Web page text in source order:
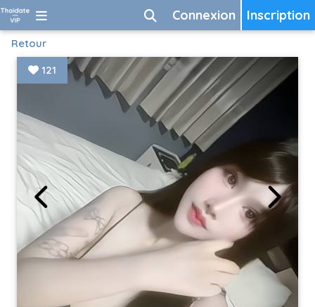
Inscription
Connexion
Retour
121